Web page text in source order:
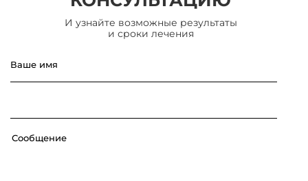
И узнайте возможные результаты
и сроки лечения